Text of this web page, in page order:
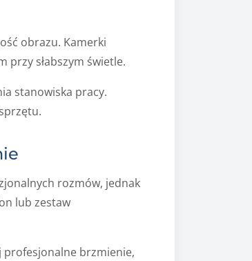
obrazu. Kamerki
przy słabszym świetle.
stanowiska pracy.
rozmów, jednak
lub zestaw
profesjonalne brzmienie,